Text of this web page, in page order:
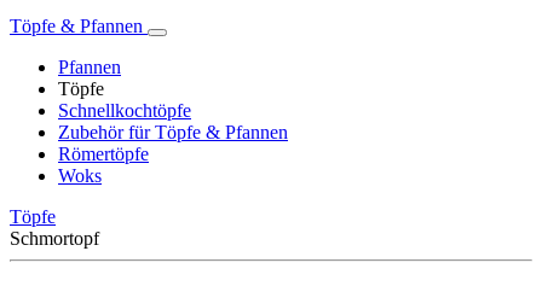
Töpfe & Pfannen
Pfannen
Töpfe
Schnellkochtöpfe
Zubehör für Töpfe & Pfannen
Römertöpfe
Woks
Töpfe
Schmortopf